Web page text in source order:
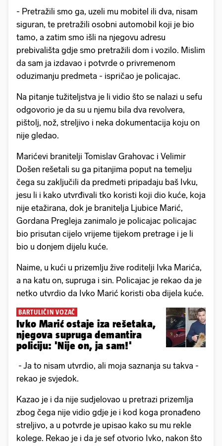
- Pretražili smo ga, uzeli mu mobitel ili dva, nisam
siguran, te pretražili osobni automobil koji je bio
tamo, a zatim smo išli na njegovu adresu
prebivališta gdje smo pretražili dom i vozilo. Mislim
da sam ja izdavao i potvrde o privremenom
oduzimanju predmeta - ispričao je policajac.
Na pitanje tužiteljstva je li vidio što se nalazi u sefu
odgovorio je da su u njemu bila dva revolvera,
pištolj, nož, streljivo i neka dokumentacija koju on
nije gledao.
Marićevi branitelji Tomislav Grahovac i Velimir
Došen rešetali su ga pitanjima poput na temelju
čega su zaključili da predmeti pripadaju baš Ivku,
jesu li i kako utvrđivali tko koristi koji dio kuće, koja
nije etažirana, dok je branitelja Ljubice Marić,
Gordana Pregleja zanimalo je policajac policajac
bio prisutan cijelo vrijeme tijekom pretrage i je li
bio u donjem dijelu kuće.
Naime, u kući u prizemlju žive roditelji Ivka Marića,
a na katu on, supruga i sin. Policajac je rekao da je
netko utvrdio da Ivko Marić koristi oba dijela kuće.
BARTULIČIN VOZAČ
Ivko Marić ostaje iza rešetaka,
njegova supruga demantira
policiju: 'Nije on, ja sam!'
- Ja to nisam utvrdio, ali moja saznanja su takva -
rekao je svjedok.
Kazao je i da nije sudjelovao u pretrazi prizemlja
zbog čega nije vidio gdje je i kod koga pronađeno
streljivo, a u potvrde je upisao kako su mu rekle
kolege. Rekao je i da je sef otvorio Ivko, nakon što